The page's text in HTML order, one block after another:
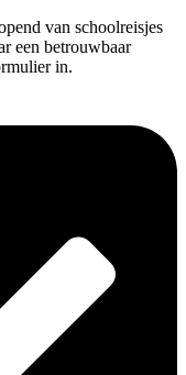
van schoolreisjes
een betrouwbaar
in.